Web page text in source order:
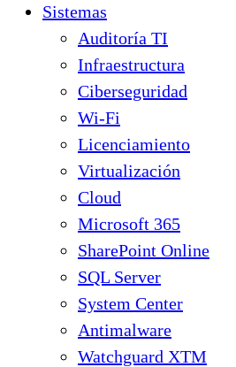
Sistemas
Auditoría TI
Infraestructura
Ciberseguridad
Wi-Fi
Licenciamiento
Virtualización
Cloud
Microsoft 365
SharePoint Online
SQL Server
System Center
Antimalware
Watchguard XTM